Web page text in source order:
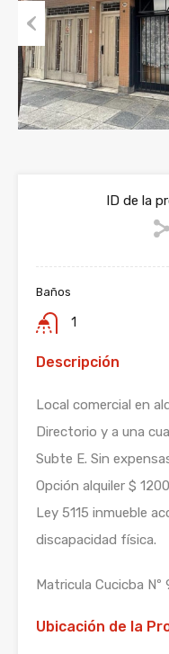
Previous
ID de la
Baños
1
Descripción
Local comercial en
Directorio y a una
Subte E. Sin
Opción alquiler $
Ley 5115 inmueble
discapacidad física.
Matricula Cucicba Nº
Ubicación de la